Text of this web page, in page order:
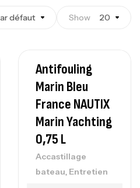
défaut Show 20
Antifouling
Marin Bleu
France NAUTIX
Marin Yachting
0,75 L
Accastillage
bateau, Entretien